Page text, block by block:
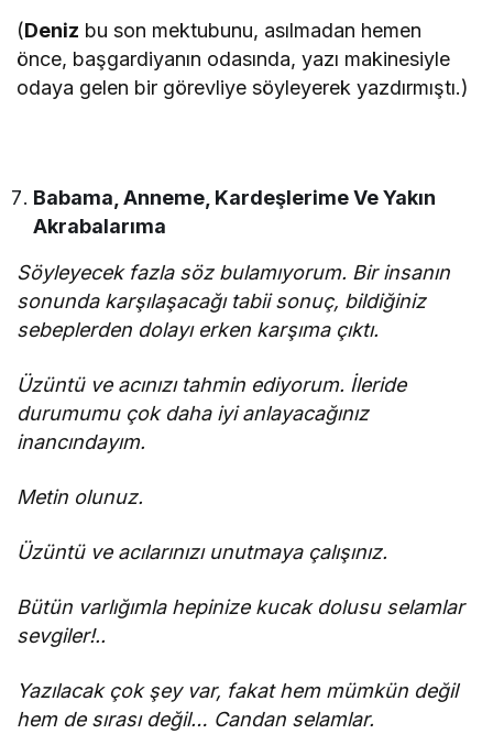
(Deniz bu son mektubunu, asılmadan hemen
önce, başgardiyanın odasında, yazı makinesiyle
odaya gelen bir görevliye söyleyerek yazdırmıştı.)
Babama, Anneme, Kardeşlerime Ve Yakın
Akrabalarıma
Söyleyecek fazla söz bulamıyorum. Bir insanın
sonunda karşılaşacağı tabii sonuç, bildiğiniz
sebeplerden dolayı erken karşıma çıktı.
Üzüntü ve acınızı tahmin ediyorum. İleride
durumumu çok daha iyi anlayacağınız
inancındayım.
Metin olunuz.
Üzüntü ve acılarınızı unutmaya çalışınız.
Bütün varlığımla hepinize kucak dolusu selamlar
sevgiler!..
Yazılacak çok şey var, fakat hem mümkün değil
hem de sırası değil… Candan selamlar.